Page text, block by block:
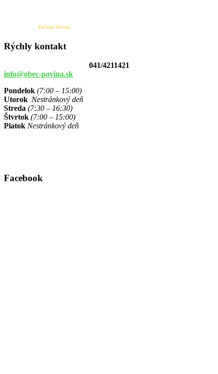
Počasie Povina
Rýchly kontakt
041/4211421
info@obec-povina.sk
Pondelok (7:00 – 15:00)
Utorok Nestránkový deň
Streda (7:30 – 16:30)
Štvrtok (7:00 – 15:00)
Piatok Nestránkový deň
Facebook